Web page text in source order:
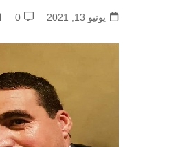
يونيو 13, 2021 0